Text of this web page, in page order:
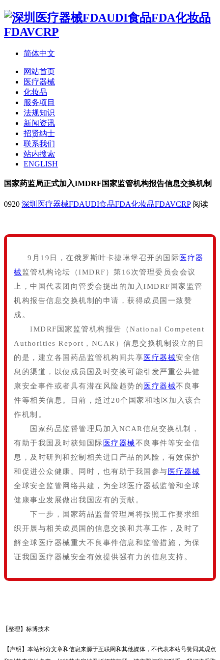
简体中文
网站首页
医疗器械
化妆品
服务项目
法规知识
新闻资讯
招贤纳士
联系我们
站内搜索
ENGLISH
国家药监局正式加入IMDRF国家监管机构报告信息交换机制
0920 深圳医疗器械FDAUDI食品FDA化妆品FDAVCRP 阅读
9月19日，在俄罗斯叶卡捷琳堡召开的国际 医疗器
械监管机构论坛（IMDRF）第16次管理委员会会议
上，中国代表团向管委会提出的加入IMDRF国家监管
机构报告信息交换机制的申请，获得成员国一致赞
成。
IMDRF国家监管机构报告（National Competent
Authorities Report，NCAR）信息交换机制设立的目
的是，建立各国药品监管机构间共享 医疗器械安全信
息的渠道，以便成员国及时交换可能引发严重公共健
康安全事件或者具有潜在风险趋势的 医疗器械不良事
件等相关信息。目前，超过20个国家和地区加入该合
作机制。
国家药品监督管理局加入NCAR信息交换机制，
有助于我国及时获知国际 医疗器械不良事件等安全信
息，及时研判和控制相关进口产品的风险，有效保护
和促进公众健康。同时，也有助于我国参与 医疗器械
全球安全监管网络共建，为全球医疗器械监管和全球
健康事业发展做出我国应有的贡献。
下一步，国家药品监督管理局将按照工作要求组
织开展与相关成员国的信息交换和共享工作，及时了
解全球医疗器械重大不良事件信息和监管措施，为保
证我国医疗器械安全有效提供强有力的信息支持。
[整理 】标博技术
【声明】本站部分文章和信息来源于互联网和其他媒体，不代表本站号赞同其观点